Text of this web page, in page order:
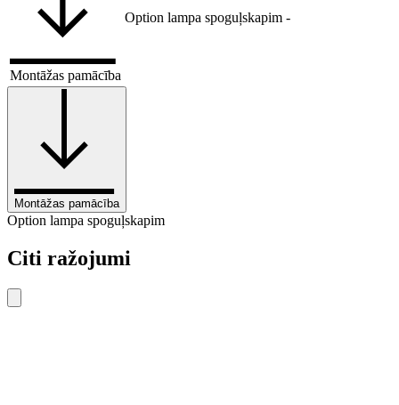
Montāžas pamācība
Option lampa spoguļskapim -
Montāžas pamācība
Option lampa spoguļskapim
Citi ražojumi